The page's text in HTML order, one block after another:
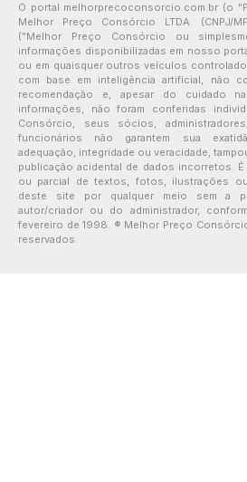
O portal melhorprecoconsorcio.com.br (o
Melhor Preço Consórcio LTDA. (CNPJ/
("Melhor Preço Consórcio ou
informações disponibilizadas em nosso
ou em quaisquer outros veículos
com base em inteligência artificial, não
recomendação e, apesar do cuidado
informações, não foram conferidas
Consórcio, seus sócios,
funcionários não garantem sua
adequação, integridade ou veracidade,
publicação acidental de dados incorretos.
ou parcial de textos, fotos, ilustrações
deste site por qualquer meio sem a
autor/criador ou do administrador,
fevereiro de 1998. ® Melhor Preço
reservados.